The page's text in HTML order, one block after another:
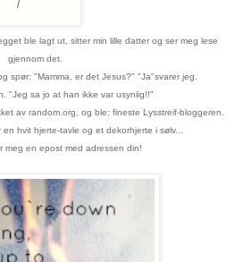
ble lagt ut, sitter min lille datter og ser meg lese
gjennom det.
spør: "Mamma, er det Jesus?" "Ja"svarer jeg.
"Jeg sa jo at han ikke var usynlig!!"
av random.org, og ble: fineste Lysstreif-bloggeren.
hvit hjerte-tavle og et dekorhjerte i sølv...
meg en epost med adressen din!